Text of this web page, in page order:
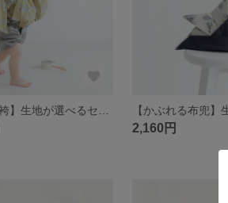
2,160円